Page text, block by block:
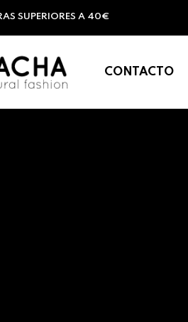
SUPERIORES A 40€
CONTACTO